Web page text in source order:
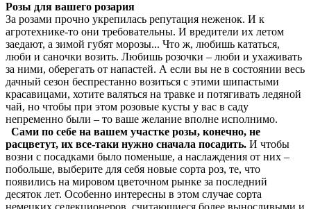
Розы для вашего розария
За розами прочно укрепилась репутация неженок. И к
агротехнике-то они требовательны. И вредители их летом
заедают, а зимой губят морозы... Что ж, любишь кататься,
люби и саночки возить. Любишь розочки – люби и ухаживать
за ними, оберегать от напастей. А если вы не в состоянии весь
дачный сезон беспрестанно возиться с этими шипастыми
красавицами, хотите валяться на травке и потягивать ледяной
чай, но чтобы при этом розовые кусты у вас в саду
непременно были – то ваше желание вполне исполнимо.
Сами по себе на вашем участке розы, конечно, не
расцветут, их все-таки нужно сначала посадить. И чтобы
возни с посадками было поменьше, а наслаждения от них –
побольше, выберите для себя новые сорта роз, те, что
появились на мировом цветочном рынке за последний
десяток лет. Особенно интересны в этом случае сорта